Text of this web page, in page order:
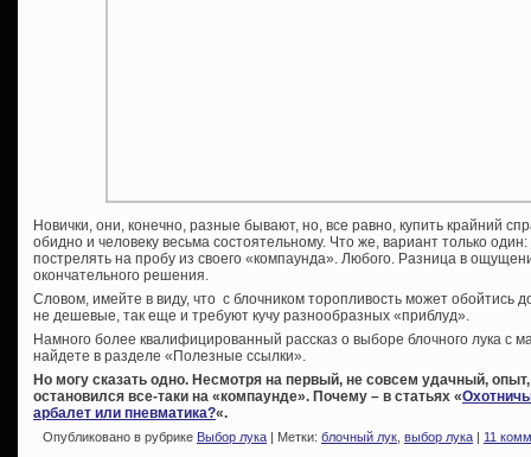
Новички, они, конечно, разные бывают, но, все равно, купить крайний
обидно и человеку весьма состоятельному. Что же, вариант только
пострелять на пробу из своего «компаунда». Любого. Разница в
окончательного решения.
Словом, имейте в виду, что с блочником торопливость может обойтись
не дешевые, так еще и требуют кучу разнообразных «приблуд».
Намного более квалифицированный рассказ о выборе блочного лука с
найдете в разделе «Полезные ссылки».
Но могу сказать одно. Несмотря на первый, не совсем удачный,
остановился все-таки на «компаунде». Почему – в статьях «
арбалет или пневматика?«.
Опубликовано в рубрике Выбор лука | Метки: блочный лук выбор лука | 11